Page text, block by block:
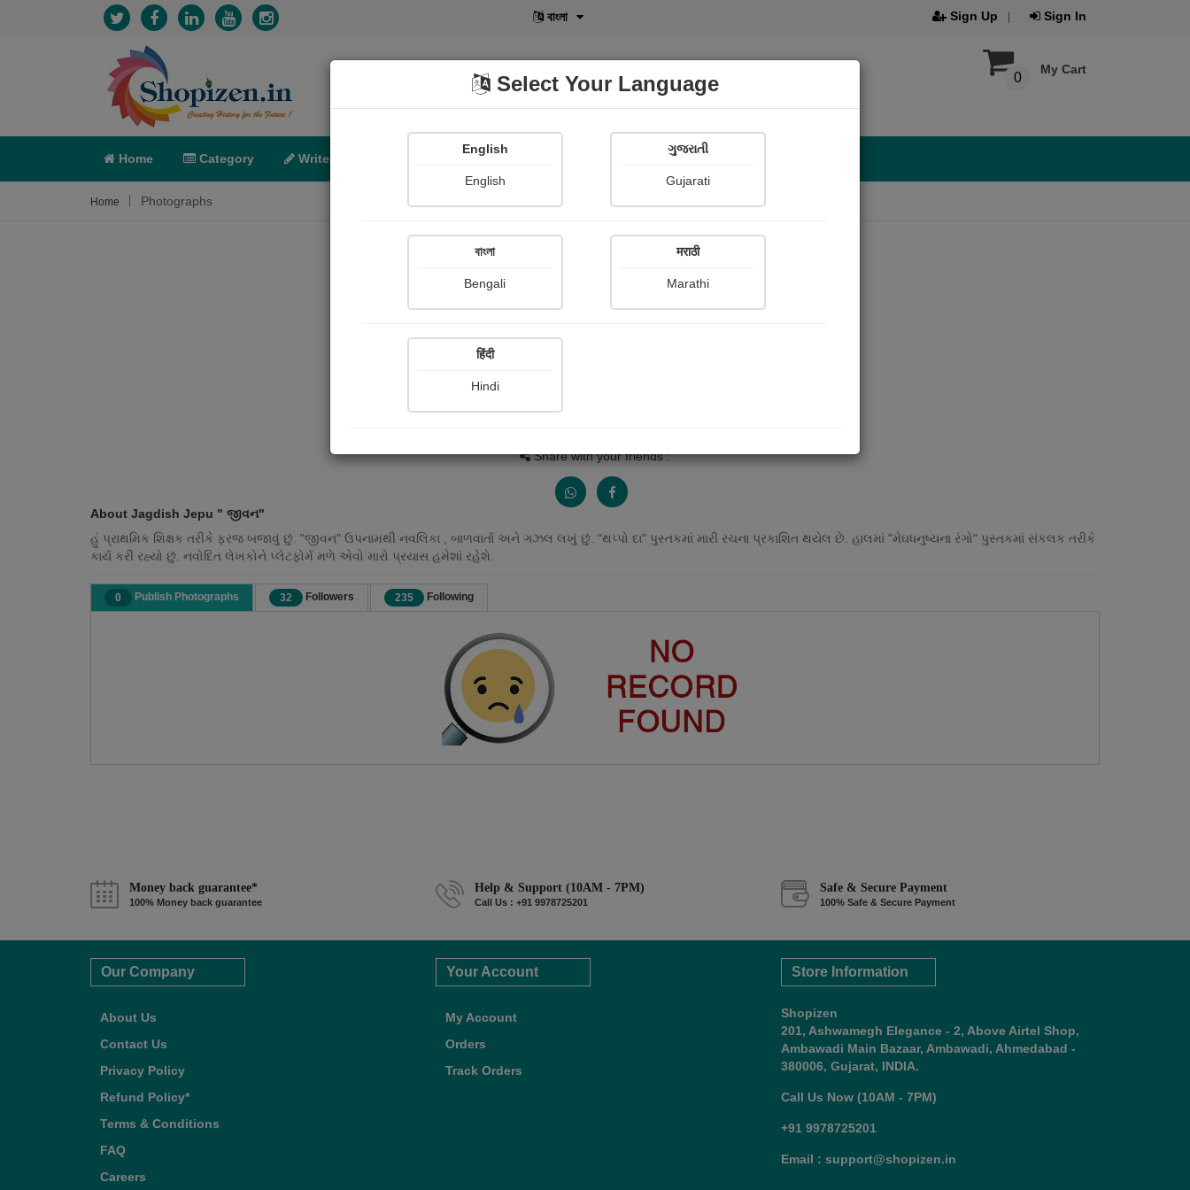
বাংলা Sign Up Sign In
My Cart
0
Home Category Write POD Shopi Gallery
Home Photographs
Share with your friends :
About Jagdish Jepu " જીવન"
હું પ્રાથમિક શિક્ષક તરીકે ફરજ બજાવું છું. "જીવન" ઉપનામથી નવલિકા , બાળવાર્તા અને ગઝલ લખું છું. "થપ્પો દા" પુસ્તકમાં મારી રચના પ્રકાશિત થયેલ છે. હાલમાં "મેઘધનુષ્યના રંગો" પુસ્તકમાં સંકલક તરીકે
કાર્ય કરી રહ્યો છું. નવોદિત લેખકોને પ્લેટફોર્મ મળે એવો મારો પ્રયાસ હમેશાં રહેશે.
0 Publish Photographs 32 Followers 235 Following
Money back guarantee*
100% Money back guarantee
Help & Support (10AM - 7PM)
Call Us : +91 9978725201
Safe & Secure Payment
100% Safe & Secure Payment
Our Company
About Us
Contact Us
Privacy Policy
Refund Policy*
Terms & Conditions
FAQ
Careers
Your Account
My Account
Orders
Track Orders
Store Information
Shopizen
201, Ashwamegh Elegance - 2, Above Airtel Shop,
Ambawadi Main Bazaar, Ambawadi, Ahmedabad -
380006, Gujarat, INDIA.
Call Us Now (10AM - 7PM)
+91 9978725201
Email : support@shopizen.in
Select Your Language
English
English
ગુજરાતી
Gujarati
বাংলা
Bengali
मराठी
Marathi
हिंदी
Hindi